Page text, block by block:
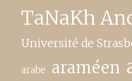
TaNaKh
Université de
arabe araméen